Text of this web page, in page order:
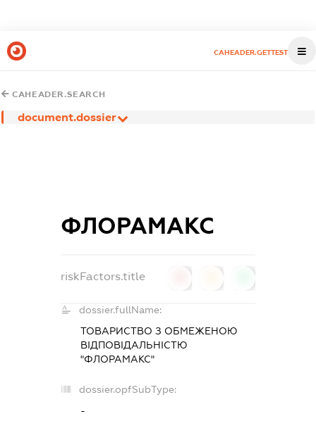
CAHEADER.GETTEST
CAHEADER.SEARCH
document.dossier
ФЛОРАМАКС
riskFactors.title
dossier.fullName:
ТОВАРИСТВО З ОБМЕЖЕНОЮ
ВІДПОВІДАЛЬНІСТЮ
"ФЛОРАМАКС"
dossier.opfSubType:
-